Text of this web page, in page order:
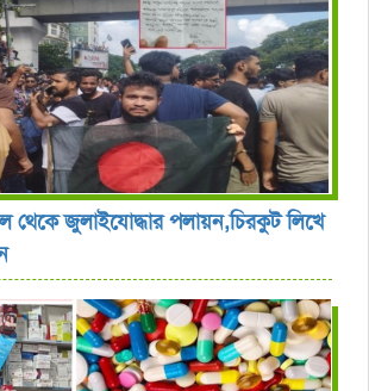
থেকে জুলাইযোদ্ধার পলায়ন,চিরকুট লিখে